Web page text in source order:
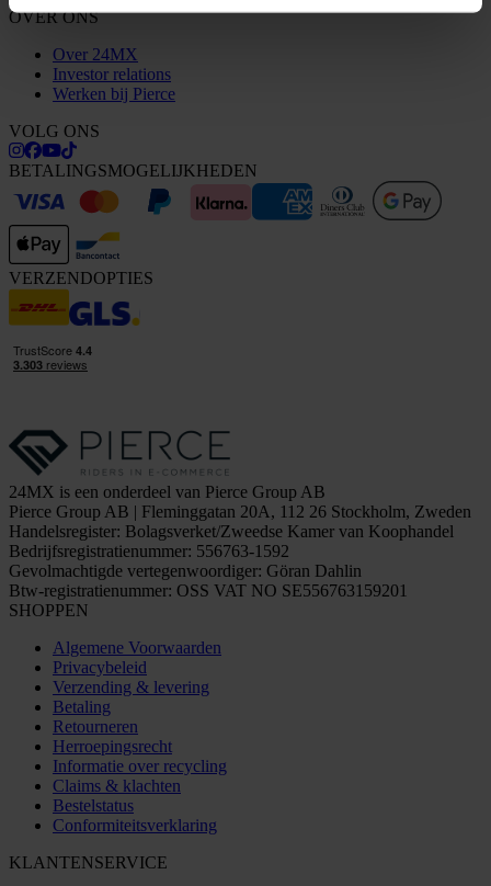
OVER ONS
Over 24MX
Investor relations
Werken bij Pierce
VOLG ONS
BETALINGSMOGELIJKHEDEN
VERZENDOPTIES
24MX is een onderdeel van Pierce Group AB
Pierce Group AB | Fleminggatan 20A, 112 26 Stockholm, Zweden
Handelsregister: Bolagsverket/Zweedse Kamer van Koophandel
Bedrijfsregistratienummer: 556763-1592
Gevolmachtigde vertegenwoordiger: Göran Dahlin
Btw-registratienummer: OSS VAT NO SE556763159201
SHOPPEN
Algemene Voorwaarden
Privacybeleid
Verzending & levering
Betaling
Retourneren
Herroepingsrecht
Informatie over recycling
Claims & klachten
Bestelstatus
Conformiteitsverklaring
KLANTENSERVICE